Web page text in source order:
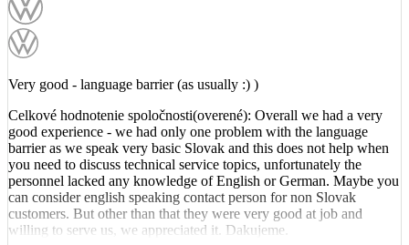
Very good - language barrier (as usually :) )
Celkové hodnotenie spoločnosti(overené): Overall we had a very
good experience - we had only one problem with the language
barrier as we speak very basic Slovak and this does not help when
you need to discuss technical service topics, unfortunately the
personnel lacked any knowledge of English or German. Maybe you
can consider english speaking contact person for non Slovak
customers. But other than that they were very good at job and
willing to serve us, we appreciated it. Dakujeme.